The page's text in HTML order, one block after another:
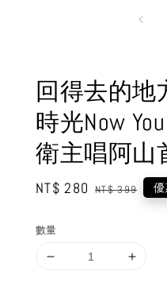
回得去的地
時光Now
衛主唱阿山
Sale
NT$ 280 Regular
NT$ 399
數量